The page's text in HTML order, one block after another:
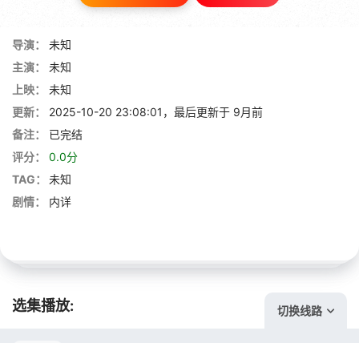
导演：
未知
主演：
未知
上映：
未知
更新：
2025-10-20 23:08:01，最后更新于 9月前
备注：
已完结
评分：
0.0分
TAG：
未知
剧情：
内详
选集播放: 切换线路